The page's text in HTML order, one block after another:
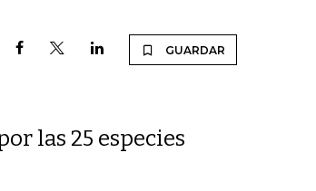
GUARDAR
las 25 especies